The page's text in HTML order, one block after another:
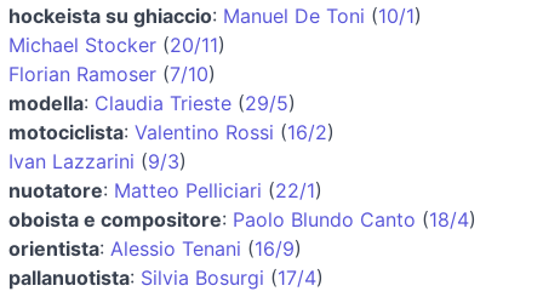
hockeista su ghiaccio: Manuel De Toni (10/1)
Michael Stocker (20/11)
Florian Ramoser (7/10)
modella: Claudia Trieste (29/5)
motociclista: Valentino Rossi (16/2)
Ivan Lazzarini (9/3)
nuotatore: Matteo Pelliciari (22/1)
oboista e compositore: Paolo Blundo Canto (18/4)
orientista: Alessio Tenani (16/9)
pallanuotista: Silvia Bosurgi (17/4)